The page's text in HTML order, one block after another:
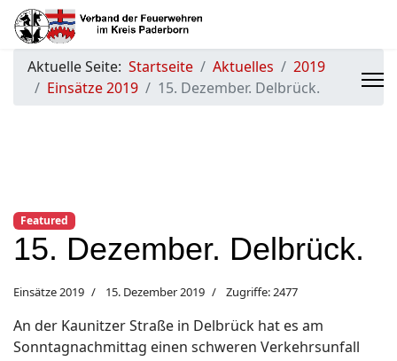
Aktuelle Seite: Startseite Aktuelles
2019
Einsätze 2019
15. Dezember. Delbrück.
Featured
15. Dezember. Delbrück.
Einsätze 2019 15. Dezember 2019 Zugriffe: 2477
An der Kaunitzer Straße in Delbrück hat es am
Sonntagnachmittag einen schweren Verkehrsunfall